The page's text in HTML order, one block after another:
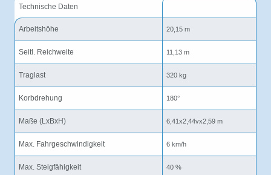
Technische Daten
Arbeitshöhe 20,15 m
Seitl. Reichweite 11,13 m
Traglast 320 kg
Korbdrehung 180°
Maße (LxBxH) 6,41x2,44vx2,59 m
Max. Fahrgeschwindigkeit 6 km/h
Max. Steigfähigkeit 40 %